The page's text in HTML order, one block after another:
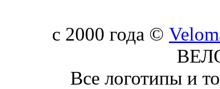
c 2000 года ©
Все логотипы и